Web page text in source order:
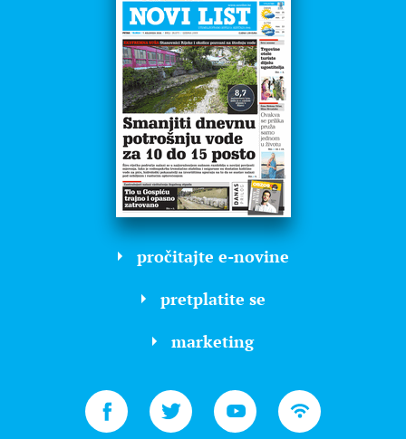
pročitajte e-novine
pretplatite se
marketing